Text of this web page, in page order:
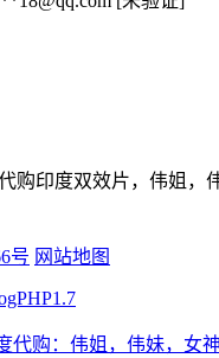
购印度双效片，伟姐，
号 网站地图